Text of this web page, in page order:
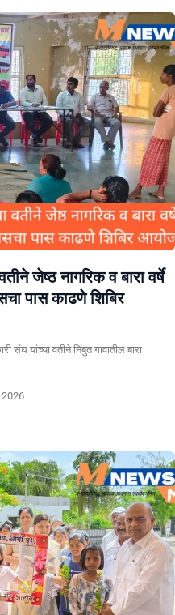
जेष्ठ नागरिक व बारा वर्षे
पास काढणे शिबिर
संघ यांच्या वतीने निंबुत गावातील बारा